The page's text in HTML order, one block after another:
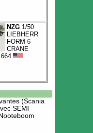
NZG1/50
LIEBHERR
FORM 6
CRANE
(Scania
SEMI